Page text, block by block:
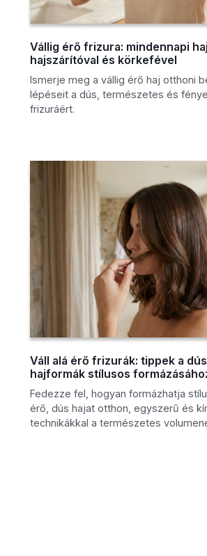
Vállig érő frizura: mindennapi
hajszárítóval és körkefével
Ismerje meg a vállig érő haj otthoni
lépéseit a dús, természetes és
frizuráért.
Váll alá érő frizurák: tippek a
hajformák stílusos
Fedezze fel, hogyan formázhatja
érő, dús hajat otthon, egyszerű és
technikákkal a természetes